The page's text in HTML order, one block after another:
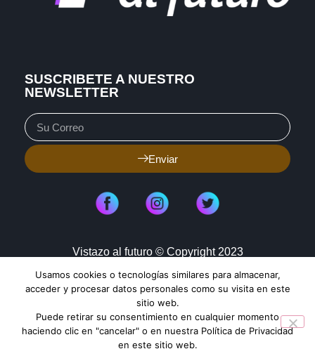
SUSCRIBETE A NUESTRO
NEWSLETTER
Enviar
Vistazo al futuro © Copyright 2023
Aviso de Privacidad
Política de Cookies
Mapa de Sitio
Usamos cookies o tecnologías similares para almacenar,
acceder y procesar datos personales como su visita en este
sitio web.
Puede retirar su consentimiento en cualquier momento
haciendo clic en "cancelar" o en nuestra Política de Privacidad
en este sitio web.